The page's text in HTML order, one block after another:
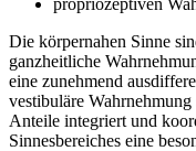
Die körpernahen Sinne
ganzheitliche
eine zunehmend
vestibuläre
Anteile integriert und
Sinnesbereiches eine